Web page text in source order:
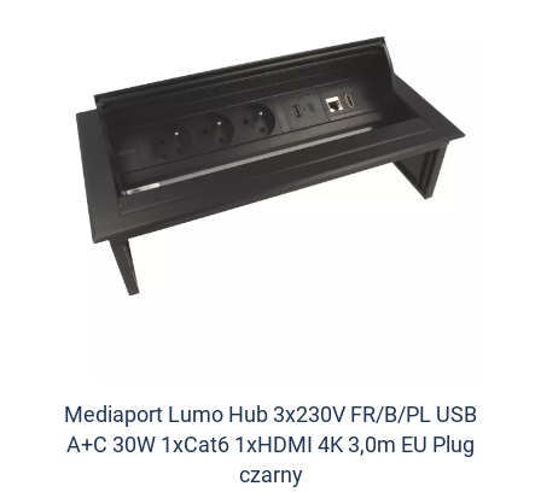
Mediaport Lumo Hub 3x230V FR/B/PL USB
A+C 30W 1xCat6 1xHDMI 4K 3,0m EU Plug
czarny